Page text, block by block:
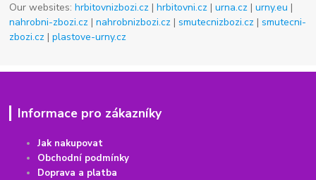
Our websites:hrbitovnizbozi.cz |hrbitovni.cz |urna.cz |urny.eu |
nahrobni-zbozi.cz |nahrobnizbozi.cz |smutecnizbozi.cz |smutecni-
zbozi.cz |plastove-urny.cz
Informace pro zákazníky
Jak nakupovat
Obchodní podmínky
Doprava a platba